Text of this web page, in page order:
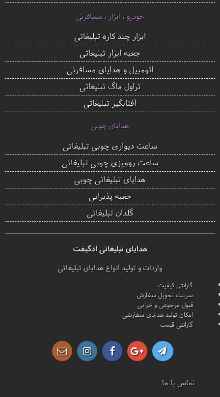
خودرو ، ابزار ، مسافرتی
ابزار چند کاره تبلیغاتی
جعبه ابزار تبلیغاتی
اتومبیل و هدایای مسافرتی
تراول ماگ تبلیغاتی
آفتابگیر تبلیغاتی
هدایای چوبی
ساعت دیواری چوبی تبلیغاتی
ساعت رومیزی چوبی تبلیغاتی
هدایای تبلیغاتی چوبی
جعبه پذیرایی
گلدان تبلیغاتی
هدایای تبلیغاتی ادگیفت
واردات و تولید انواع هدایای تبلیغاتی
گارانتی کیفیت
سرعت تحویل سفارش
قبول مرجوعی و خرابی
امکان تولید هدایای سفارشی
گارانتی قیمت
تماس با ما